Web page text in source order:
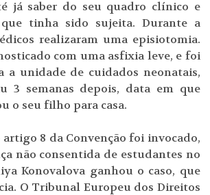
já saber do seu quadro clínico e
tinha sido sujeita. Durante a
realizaram uma episiotomia.
com uma asfixia leve, e foi
a unidade de cuidados neonatais,
3 semanas depois, data em que
o seu filho para casa.
artigo 8 da Convenção foi invocado,
não consentida de estudantes no
Konovalova ganhou o caso, que
O Tribunal Europeu dos Direitos